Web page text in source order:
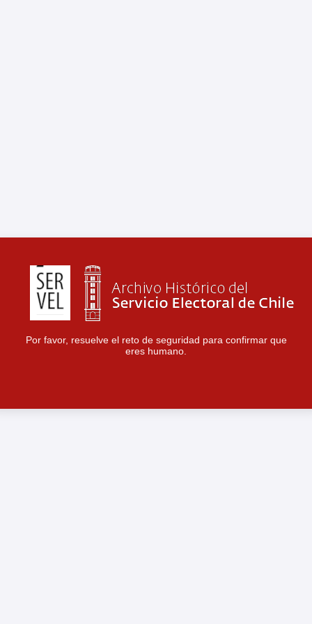
Por favor, resuelve el reto de seguridad para confirmar que
eres humano.